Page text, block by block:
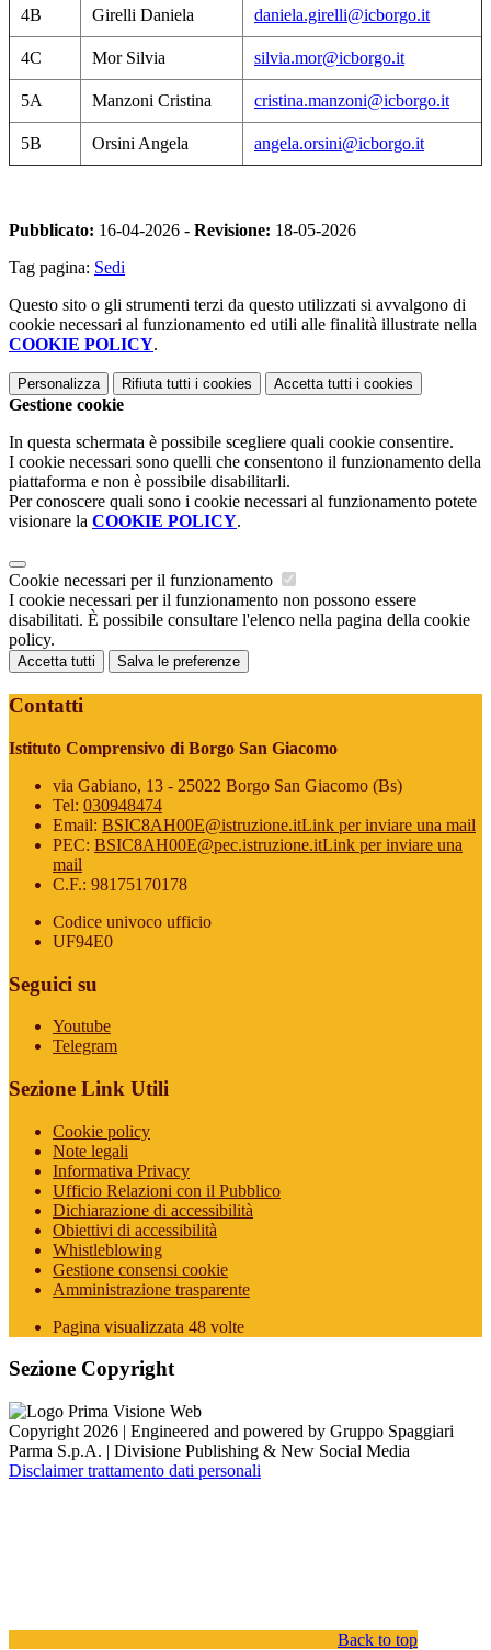
4B Girelli Daniela daniela.girelli@icborgo.it
4C Mor Silvia silvia.mor@icborgo.it
5A Manzoni Cristina cristina.manzoni@icborgo.it
5B Orsini Angela angela.orsini@icborgo.it
Pubblicato: 16-04-2026 - Revisione: 18-05-2026
Tag pagina: Sedi
Questo sito o gli strumenti terzi da questo utilizzati si avvalgono di
cookie necessari al funzionamento ed utili alle finalità illustrate nella
COOKIE POLICY.
Personalizza Rifiuta tutti i cookies Accetta tutti i cookies
Gestione cookie
In questa schermata è possibile scegliere quali cookie consentire.
I cookie necessari sono quelli che consentono il funzionamento della
piattaforma e non è possibile disabilitarli.
Per conoscere quali sono i cookie necessari al funzionamento potete
visionare la COOKIE POLICY.
Cookie necessari per il funzionamento
I cookie necessari per il funzionamento non possono essere
disabilitati. È possibile consultare l'elenco nella pagina della cookie
policy.
Accetta tutti Salva le preferenze
Contatti
Istituto Comprensivo di Borgo San Giacomo
via Gabiano, 13 - 25022 Borgo San Giacomo (Bs)
Tel: 030948474
Email: BSIC8AH00E@istruzione.itLink per inviare una mail
PEC: BSIC8AH00E@pec.istruzione.itLink per inviare una
mail
C.F.: 98175170178
Codice univoco ufficio
UF94E0
Seguici su
Youtube
Telegram
Sezione Link Utili
Cookie policy
Note legali
Informativa Privacy
Ufficio Relazioni con il Pubblico
Dichiarazione di accessibilità
Obiettivi di accessibilità
Whistleblowing
Gestione consensi cookie
Amministrazione trasparente
Pagina visualizzata 48 volte
Sezione Copyright
Copyright 2026 | Engineered and powered by Gruppo Spaggiari
Parma S.p.A. | Divisione Publishing & New Social Media
Disclaimer trattamento dati personali
Back to top